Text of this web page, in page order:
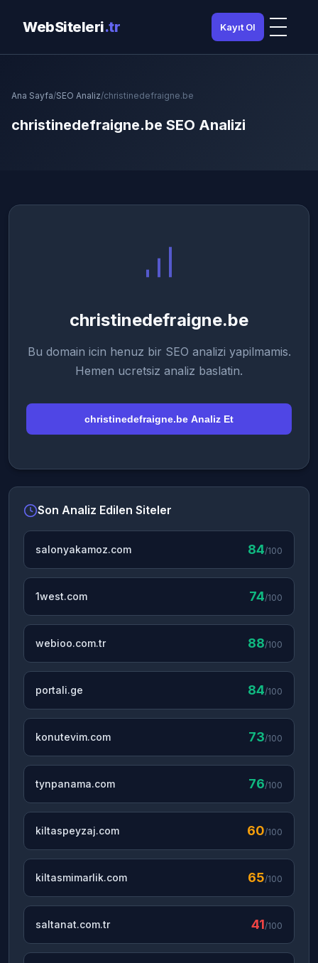
WebSiteleri.tr Kayıt Ol
Ana Sayfa/SEO Analiz/christinedefraigne.be
christinedefraigne.be SEO Analizi
christinedefraigne.be
Bu domain icin henuz bir SEO analizi yapilmamis.
Hemen ucretsiz analiz baslatin.
christinedefraigne.be Analiz Et
Son Analiz Edilen Siteler
salonyakamoz.com 84/100
1west.com 74/100
webioo.com.tr 88/100
portali.ge 84/100
konutevim.com 73/100
tynpanama.com 76/100
kiltaspeyzaj.com 60/100
kiltasmimarlik.com 65/100
saltanat.com.tr 41/100